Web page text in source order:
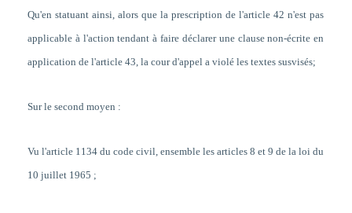
Qu'en statuant ainsi, alors que la prescription de l'article 42 n'est pas
applicable à l'action tendant à faire déclarer une clause non-écrite en
application de l'article 43, la cour d'appel a violé les textes susvisés;
Sur le second moyen :
Vu l'article 1134 du code civil, ensemble les articles 8 et 9 de la loi du
10 juillet 1965 ;